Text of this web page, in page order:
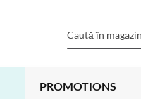
PROMOTIONS